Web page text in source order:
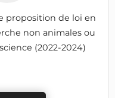
proposition de loi en
non animales ou
(2022-2024)